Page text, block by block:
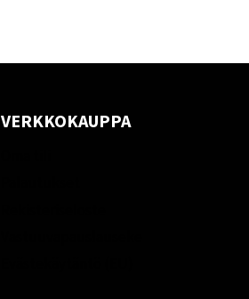
VERKKOKAUPPA